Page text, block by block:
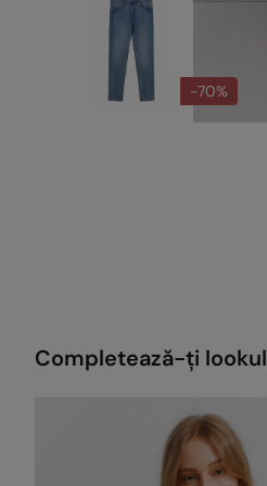
-70%
Completează-ți lookul